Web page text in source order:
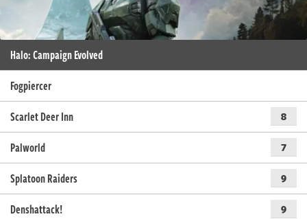
Halo: Campaign Evolved
Fogpiercer
Scarlet Deer Inn
8
Palworld 7
Splatoon Raiders 9
Denshattack! 9